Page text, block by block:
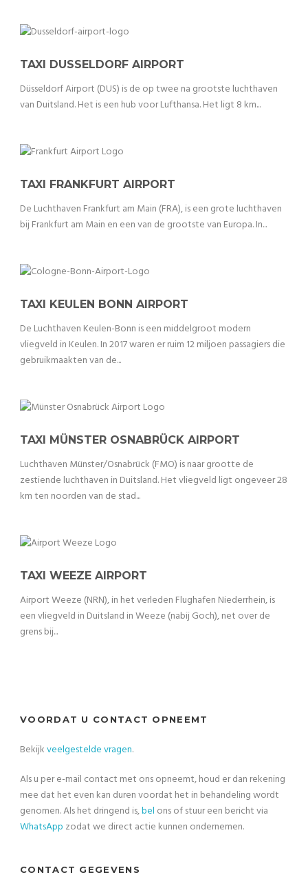
TAXI DUSSELDORF AIRPORT
Düsseldorf Airport (DUS) is de op twee na grootste luchthaven
van Duitsland. Het is een hub voor Lufthansa. Het ligt 8 km...
TAXI FRANKFURT AIRPORT
De Luchthaven Frankfurt am Main (FRA), is een grote luchthaven
bij Frankfurt am Main en een van de grootste van Europa. In...
TAXI KEULEN BONN AIRPORT
De Luchthaven Keulen-Bonn is een middelgroot modern
vliegveld in Keulen. In 2017 waren er ruim 12 miljoen passagiers die
gebruikmaakten van de...
TAXI MÜNSTER OSNABRÜCK AIRPORT
Luchthaven Münster/Osnabrück (FMO) is naar grootte de
zestiende luchthaven in Duitsland. Het vliegveld ligt ongeveer 28
km ten noorden van de stad...
TAXI WEEZE AIRPORT
Airport Weeze (NRN), in het verleden Flughafen Niederrhein, is
een vliegveld in Duitsland in Weeze (nabij Goch), net over de
grens bij...
VOORDAT U CONTACT OPNEEMT
Bekijkveelgestelde vragen.
Als u per e-mail contact met ons opneemt, houd er dan rekening
mee dat het even kan duren voordat het in behandeling wordt
genomen. Als het dringend is,bel ons of stuur een bericht via
WhatsApp zodat we direct actie kunnen ondernemen.
CONTACT GEGEVENS